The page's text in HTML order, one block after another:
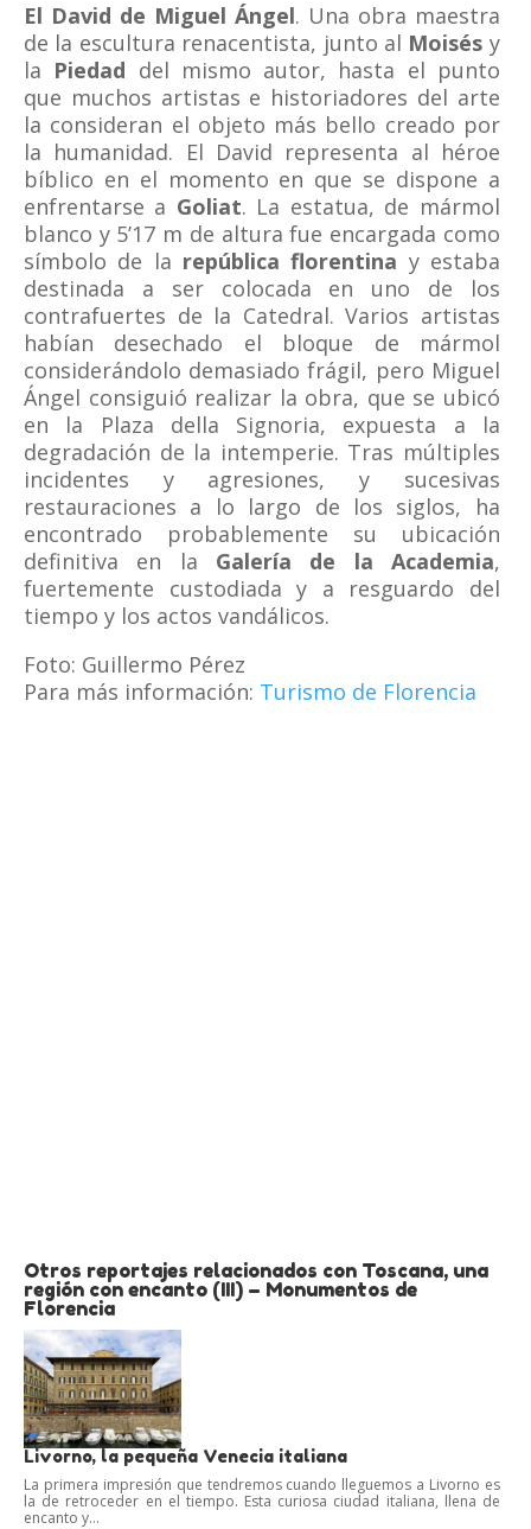
El David de Miguel Ángel. Una obra maestra
de la escultura renacentista, junto al Moisés y
la Piedad del mismo autor, hasta el punto
que muchos artistas e historiadores del arte
la consideran el objeto más bello creado por
la humanidad. El David representa al héroe
bíblico en el momento en que se dispone a
enfrentarse a Goliat. La estatua, de mármol
blanco y 5’17 m de altura fue encargada como
símbolo de la república florentina y estaba
destinada a ser colocada en uno de los
contrafuertes de la Catedral. Varios artistas
habían desechado el bloque de mármol
considerándolo demasiado frágil, pero Miguel
Ángel consiguió realizar la obra, que se ubicó
en la Plaza della Signoria, expuesta a la
degradación de la intemperie. Tras múltiples
incidentes y agresiones, y sucesivas
restauraciones a lo largo de los siglos, ha
encontrado probablemente su ubicación
definitiva en la Galería de la Academia,
fuertemente custodiada y a resguardo del
tiempo y los actos vandálicos.
Foto: Guillermo Pérez
Para más información: Turismo de Florencia
Otros reportajes relacionados con Toscana, una
región con encanto (III) – Monumentos de
Florencia
Livorno, la pequeña Venecia italiana
La primera impresión que tendremos cuando lleguemos a Livorno es
la de retroceder en el tiempo. Esta curiosa ciudad italiana, llena de
encanto y...